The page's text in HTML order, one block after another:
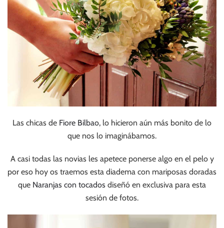
Las chicas de Fiore Bilbao, lo hicieron aún más bonito de lo
que nos lo imaginábamos.
A casi todas las novias les apetece ponerse algo en el pelo y
por eso hoy os traemos esta diadema con mariposas doradas
que Naranjas con tocados diseñó en exclusiva para esta
sesión de fotos.